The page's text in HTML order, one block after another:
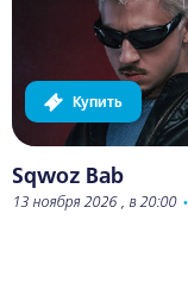
Sqwoz Bab
13 ноября 2026 , в 20:00 •
Купить